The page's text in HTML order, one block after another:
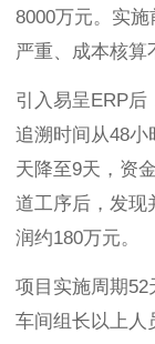
8000万元。实
严重、成本核算
引入易呈ERP后
追溯时间从48小
天降至9天，资
道工序后，发现
润约180万元。
项目实施周期52
车间组长以上人